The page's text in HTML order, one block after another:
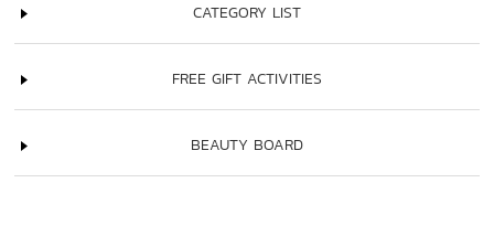
CATEGORY LIST
FREE GIFT ACTIVITIES
BEAUTY BOARD